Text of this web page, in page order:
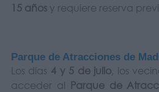
15 añosy requiere reserva
Parque de Atracciones de
Los días 4 y 5 de julio , los
acceder al Parque de